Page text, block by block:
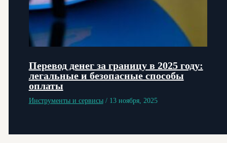
Перевод денег за границу в 2025 году:
легальные и безопасные способы
оплаты
Инструменты и сервисы/ 13 ноября, 2025